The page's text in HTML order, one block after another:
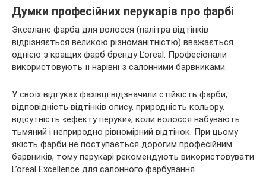
Думки професійних перукарів про фарбі
Экселанс фарба для волосся (палітра відтінків
відрізняється великою різноманітністю) вважається
однією з кращих фарб бренду L’oreal. Професіонали
використовують її нарівні з салонними барвниками.
У своїх відгуках фахівці відзначили стійкість фарби,
відповідність відтінків опису, природність кольору,
відсутність «ефекту перуки», коли волосся набувають
тьмяний і неприродно рівномірний відтінок. При цьому
якість фарби не поступається дорогим професійним
барвників, тому перукарі рекомендують використовувати
L’oreal Excellence для салонного фарбування.